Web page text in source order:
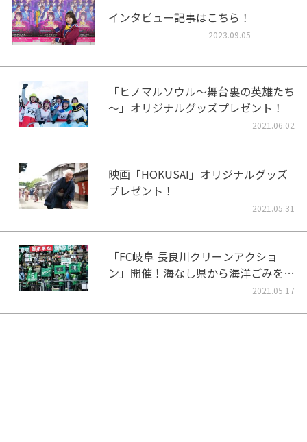
インタビュー記事はこちら！
2023.09.05
「ヒノマルソウル～舞台裏の英雄たち
～」オリジナルグッズプレゼント！
2021.06.02
映画「HOKUSAI」オリジナルグッズ
プレゼント！
2021.05.31
「FC岐阜 長良川クリーンアクショ
ン」開催！海なし県から海洋ごみをな
2021.05.17